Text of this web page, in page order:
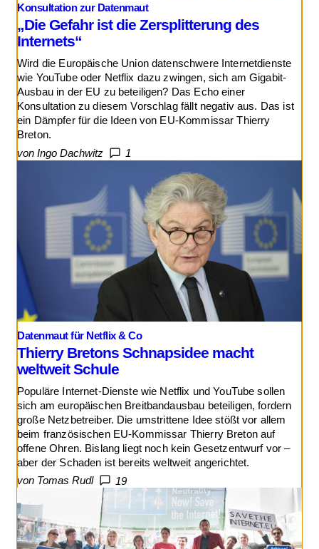
Konsultation zur Datenmaut
„Die Gefahr ist die Zersplitterung des
Internets“
Wird die Europäische Union datenschwere Internetdienste
wie YouTube oder Netflix dazu zwingen, sich am Gigabit-
Ausbau in der EU zu beteiligen? Das Echo einer
Konsultation zu diesem Vorschlag fällt negativ aus. Das ist
ein Dämpfer für die Ideen von EU-Kommissar Thierry
Breton.
von Ingo Dachwitz
1
Datenmaut für Netflix & Co
Thierry Bretons Schnapsidee macht
weltweit Schule
Populäre Internet-Dienste wie Netflix und YouTube sollen
sich am europäischen Breitbandausbau beteiligen, fordern
große Netzbetreiber. Die umstrittene Idee stößt vor allem
beim französischen EU-Kommissar Thierry Breton auf
offene Ohren. Bislang liegt noch kein Gesetzentwurf vor –
aber der Schaden ist bereits weltweit angerichtet.
von Tomas Rudl
19